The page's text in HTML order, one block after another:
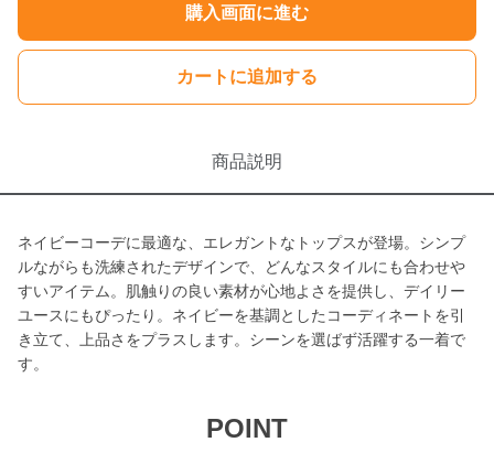
購入画面に進む
カートに追加する
商品説明
ネイビーコーデに最適な、エレガントなトップスが登場。シンプ
ルながらも洗練されたデザインで、どんなスタイルにも合わせや
すいアイテム。肌触りの良い素材が心地よさを提供し、デイリー
ユースにもぴったり。ネイビーを基調としたコーディネートを引
き立て、上品さをプラスします。シーンを選ばず活躍する一着で
す。
POINT